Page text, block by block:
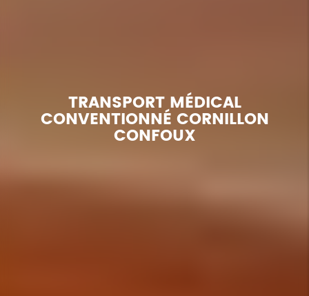
TRANSPORT MÉDICAL
CONVENTIONNÉ CORNILLON
CONFOUX